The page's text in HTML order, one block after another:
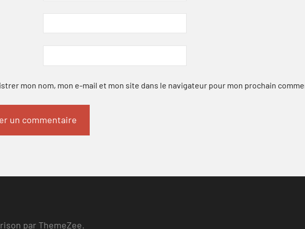
mon nom, mon e-mail et mon site dans le navigateur pour mon prochain
par ThemeZee.